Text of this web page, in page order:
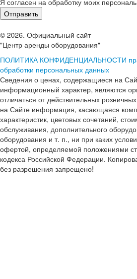
© 2026. Официальный сайт
"Центр аренды оборудования"
ПОЛИТИКА КОНФИДЕНЦИАЛЬНОСТИ
обработки персональных данных
Сведения о ценах, содержащиеся на
информационный характер, являются
отличаться от действительных
на Сайте информация, касающаяся
характеристик, цветовых сочетаний,
обслуживания, дополнительного
оборудования и т. п., ни при каких
офертой, определяемой положениями
кодекса Российской Федерации.
без разрешения запрещено!